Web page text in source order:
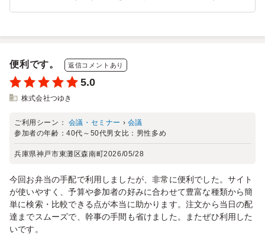
便利です。 返信コメントあり
5.0
株式会社つゆき
ご利用シーン： 会議・セミナー › 会議
参加者の年齢：40代～50代男女比： 男性多め
兵庫県神戸市東灘区森南町2026/05/28
今回お弁当の手配で利用しましたが、非常に便利でした。サイト
が使いやすく、予算や参加者の好みに合わせて豊富な種類から簡
単に検索・比較できる点が本当に助かります。注文から当日の配
達までスムーズで、幹事の手間も省けました。またぜひ利用した
いです。